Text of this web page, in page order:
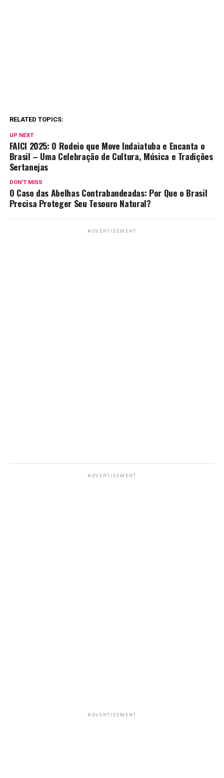
RELATED TOPICS:
UP NEXT
FAICI 2025: O Rodeio que Move Indaiatuba e Encanta o
Brasil – Uma Celebração de Cultura, Música e Tradições
Sertanejas
DON'T MISS
O Caso das Abelhas Contrabandeadas: Por Que o Brasil
Precisa Proteger Seu Tesouro Natural?
ADVERTISEMENT
ADVERTISEMENT
ADVERTISEMENT